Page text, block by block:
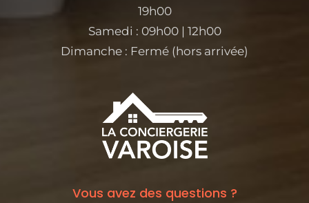
19h00
Samedi : 09h00 | 12h00
Dimanche : Fermé (hors arrivée)
Vous avez des questions ?